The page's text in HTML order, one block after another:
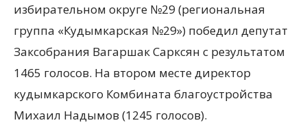
избирательном округе №29 (региональная
группа «Кудымкарская №29») победил депутат
Заксобрания Вагаршак Сарксян с результатом
1465 голосов. На втором месте директор
кудымкарского Комбината благоустройства
Михаил Надымов (1245 голосов).